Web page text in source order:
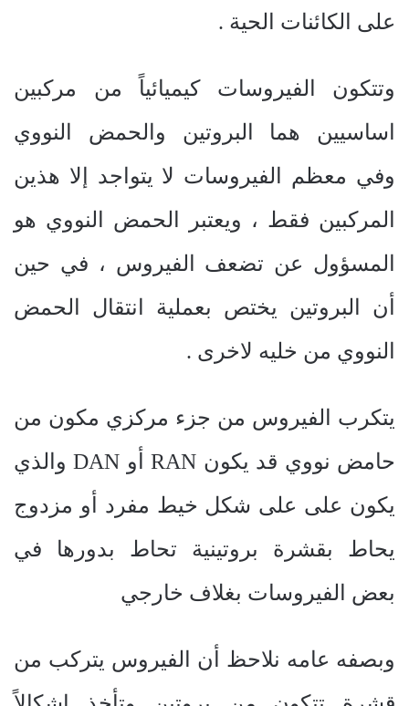
على الكائنات الحية .
وتتكون الفيروسات كيميائياً من مركبين
اساسيين هما البروتين والحمض النووي
وفي معظم الفيروسات لا يتواجد إلا هذين
المركبين فقط ، ويعتبر الحمض النووي هو
المسؤول عن تضعف الفيروس ، في حين
أن البروتين يختص بعملية انتقال الحمض
النووي من خليه لاخرى .
يتكرب الفيروس من جزء مركزي مكون من
حامض نووي قد يكون RAN أو DAN والذي
يكون على على شكل خيط مفرد أو مزدوج
يحاط بقشرة بروتينية تحاط بدورها في
بعض الفيروسات بغلاف خارجي
وبصفه عامه نلاحظ أن الفيروس يتركب من